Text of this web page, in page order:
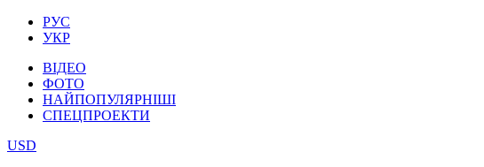
РУС
УКР
ВІДЕО
ФОТО
НАЙПОПУЛЯРНІШІ
СПЕЦПРОЕКТИ
USD